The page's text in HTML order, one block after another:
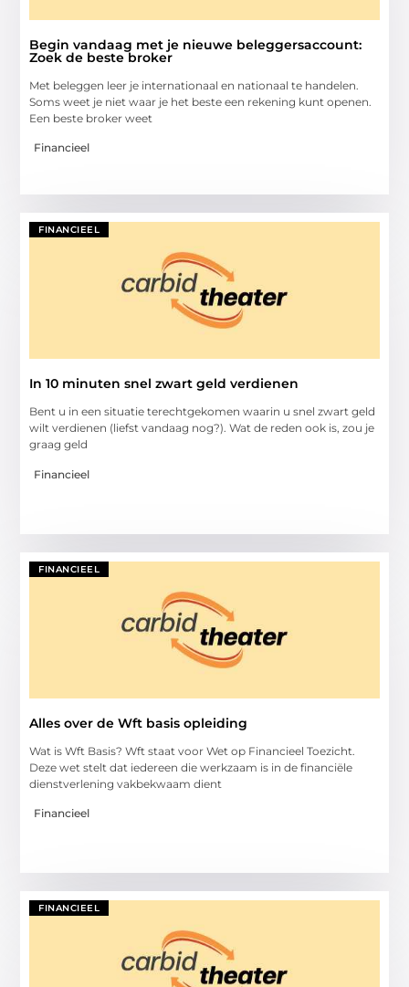
Begin vandaag met je nieuwe beleggersaccount:
Zoek de beste broker
Met beleggen leer je internationaal en nationaal te handelen.
Soms weet je niet waar je het beste een rekening kunt openen.
Een beste broker weet
Financieel
FINANCIEEL
In 10 minuten snel zwart geld verdienen
Bent u in een situatie terechtgekomen waarin u snel zwart geld
wilt verdienen (liefst vandaag nog?). Wat de reden ook is, zou je
graag geld
Financieel
FINANCIEEL
Alles over de Wft basis opleiding
Wat is Wft Basis? Wft staat voor Wet op Financieel Toezicht.
Deze wet stelt dat iedereen die werkzaam is in de financiële
dienstverlening vakbekwaam dient
Financieel
FINANCIEEL